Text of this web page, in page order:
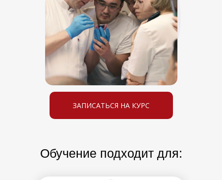
ЗАПИСАТЬСЯ НА КУРС
Обучение подходит для: